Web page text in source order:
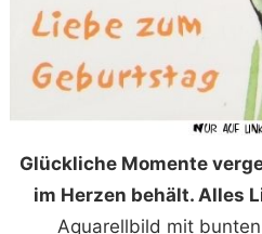
Glückliche Momente
im Herzen behält. Alles
Aquarellbild mit